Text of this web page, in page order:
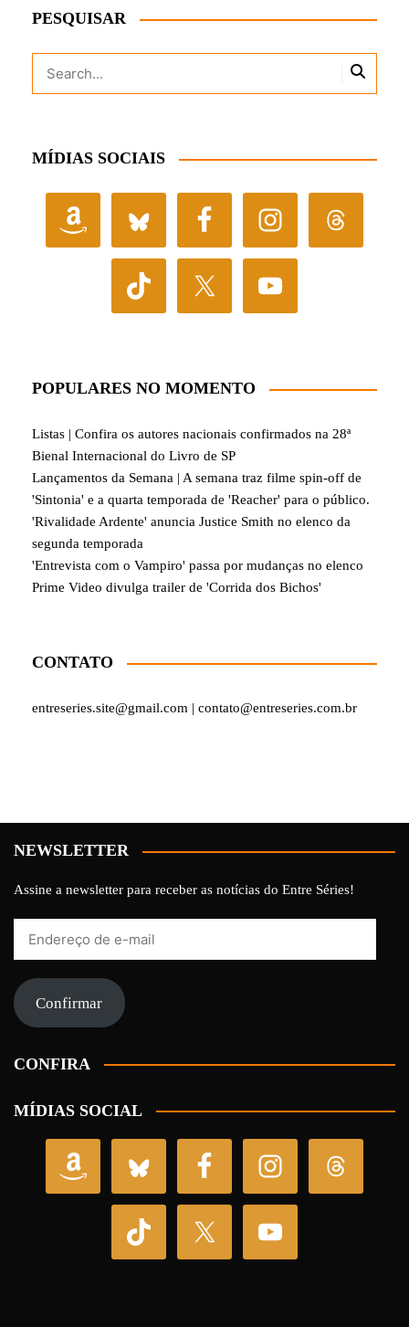
PESQUISAR
MÍDIAS SOCIAIS
POPULARES NO MOMENTO
Listas | Confira os autores nacionais confirmados na 28ª
Bienal Internacional do Livro de SP
Lançamentos da Semana | A semana traz filme spin-off de
'Sintonia' e a quarta temporada de 'Reacher' para o público.
'Rivalidade Ardente' anuncia Justice Smith no elenco da
segunda temporada
'Entrevista com o Vampiro' passa por mudanças no elenco
Prime Video divulga trailer de 'Corrida dos Bichos'
CONTATO
entreseries.site@gmail.com | contato@entreseries.com.br
NEWSLETTER
Assine a newsletter para receber as notícias do Entre Séries!
mail Confirmar
CONFIRA
MÍDIAS SOCIAL